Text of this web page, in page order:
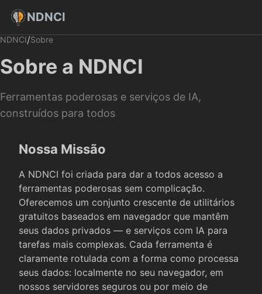
NDNCI
NDNCI/Sobre
Sobre a NDNCI
Ferramentas poderosas e serviços de IA,
construídos para todos
Nossa Missão
A NDNCI foi criada para dar a todos acesso a
ferramentas poderosas sem complicação.
Oferecemos um conjunto crescente de utilitários
gratuitos baseados em navegador que mantêm
seus dados privados — e serviços com IA para
tarefas mais complexas. Cada ferramenta é
claramente rotulada com a forma como processa
seus dados: localmente no seu navegador, em
nossos servidores seguros ou por meio de